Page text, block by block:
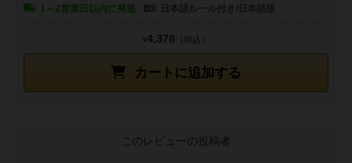
1～2営業日以内に発送
カートに追加する
¥4,378 （税込）
このレビューの投稿者